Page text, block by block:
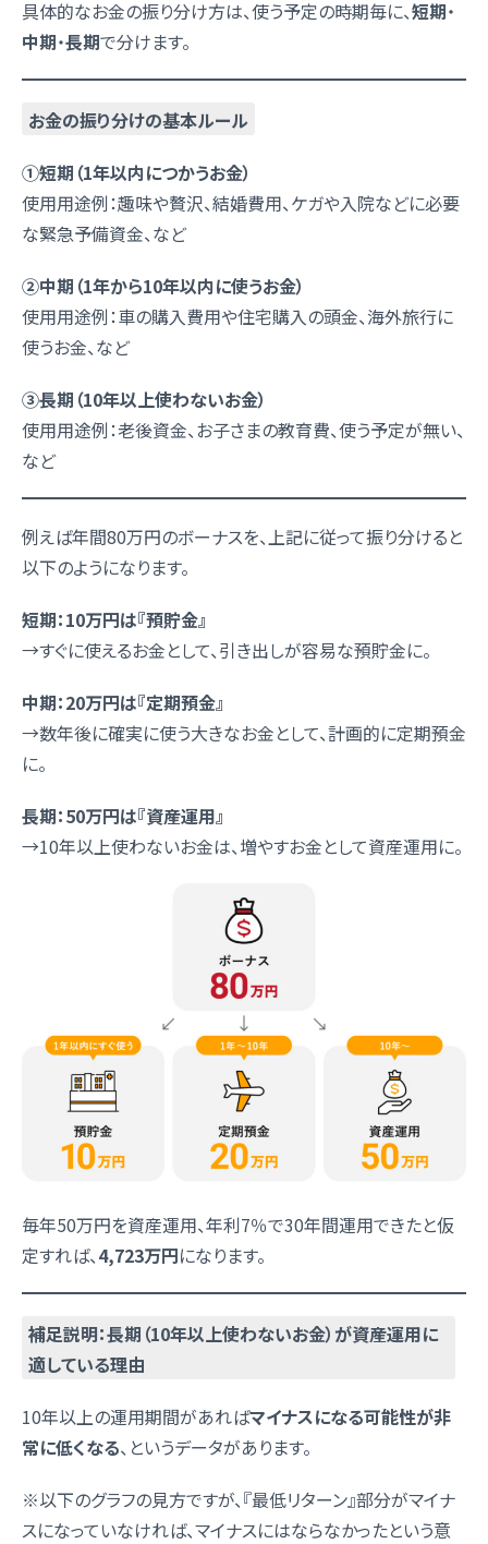
具体的なお金の振り分け方は、使う予定の時期毎に、短期・
中期・長期で分けます。
お金の振り分けの基本ルール
①短期（1年以内につかうお金）
使用用途例：趣味や贅沢、結婚費用、ケガや入院などに必要
な緊急予備資金、など
②中期（1年から10年以内に使うお金）
使用用途例：車の購入費用や住宅購入の頭金、海外旅行に
使うお金、など
③長期（10年以上使わないお金）
使用用途例：老後資金、お子さまの教育費、使う予定が無い、
など
例えば年間80万円のボーナスを、上記に従って振り分けると
以下のようになります。
短期：10万円は『預貯金』
→すぐに使えるお金として、引き出しが容易な預貯金に。
中期：20万円は『定期預金』
→数年後に確実に使う大きなお金として、計画的に定期預金
に。
長期：50万円は『資産運用』
→10年以上使わないお金は、増やすお金として資産運用に。
毎年50万円を資産運用、年利7％で30年間運用できたと仮
定すれば、4,723万円になります。
補足説明：長期（10年以上使わないお金）が資産運用に
適している理由
10年以上の運用期間があればマイナスになる可能性が非
常に低くなる、というデータがあります。
※以下のグラフの見方ですが、『最低リターン』部分がマイナ
スになっていなければ、マイナスにはならなかったという意